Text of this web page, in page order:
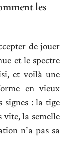
les
de jouer
et le spectre
et voilà une
en vieux
signes : la tige
vite, la semelle
n’a pas sa